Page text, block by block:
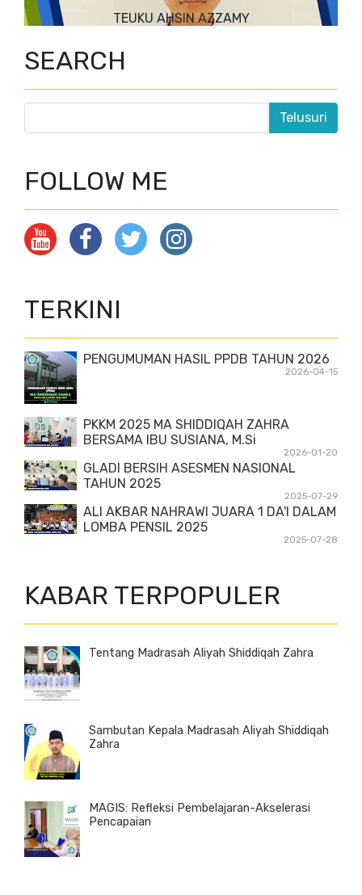
TEUKU AHSIN AZZAMY
SEARCH
FOLLOW ME
TERKINI
PENGUMUMAN HASIL PPDB TAHUN 2026
2026-04-15
PKKM 2025 MA SHIDDIQAH ZAHRA
BERSAMA IBU SUSIANA, M.Si
2026-01-20
GLADI BERSIH ASESMEN NASIONAL
TAHUN 2025
2025-07-29
ALI AKBAR NAHRAWI JUARA 1 DA'I DALAM
LOMBA PENSIL 2025
2025-07-28
KABAR TERPOPULER
Tentang Madrasah Aliyah Shiddiqah Zahra
Sambutan Kepala Madrasah Aliyah Shiddiqah
Zahra
MAGIS: Refleksi Pembelajaran-Akselerasi
Pencapaian